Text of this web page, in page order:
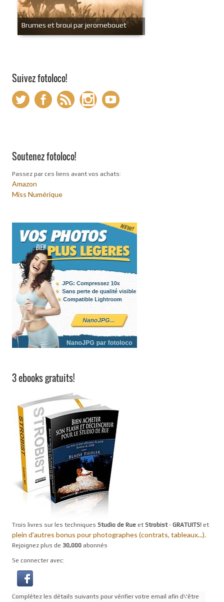
Brumes et broui par jeromebouet
Suivez fotoloco!
Soutenez fotoloco!
Passez par ces liens avant vos achats:
Amazon
Miss Numérique
3 ebooks gratuits!
Trois livres sur les techniques Studio de Rue et Strobist- GRATUITS! et
plein d'autres bonus pour photographes (contrats, tableaux...).
Rejoignez plus de 30,000 abonnés
Se connecter avec:
Complétez les détails suivants pour vérifier votre email afin d\'être